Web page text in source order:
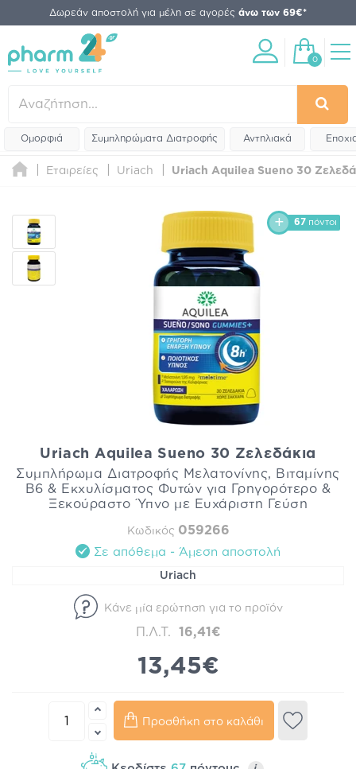
Δωρεάν αποστολή για μέλη σε αγορές άνω των 69€*
0
Ομορφιά Συμπληρώματα Διατροφής Αντηλιακά
Εταιρείες Uriach Uriach Aquilea Sueno 30
67 πόντοι
Uriach Aquilea Sueno 30 Ζελεδάκια
Συμπλήρωμα Διατροφής Μελατονίνης, Βιταμίνης
Β6 & Εκχυλίσματος Φυτών για Γρηγορότερο &
Ξεκούραστο Ύπνο με Ευχάριστη Γεύση
Κωδικός 059266
Σε απόθεμα - Άμεση αποστολή
Uriach
Κάνε μία ερώτηση για το προϊόν
Π.Λ.Τ. 16,41€
13,45€
Προσθήκη στο καλάθι